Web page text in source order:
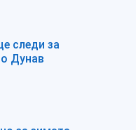
следи за
Дунав